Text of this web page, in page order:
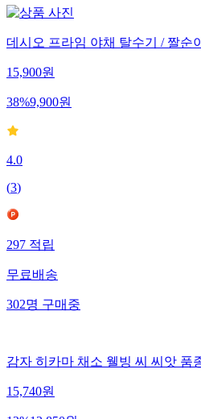
데시오 프라임 야채 탈수기 / 짤순
15,900원
38%9,900원
4.0
(3)
297적립
무료배송
302명구매중
감자 히카마 채소 웰빙 씨 씨앗 품
15,740원